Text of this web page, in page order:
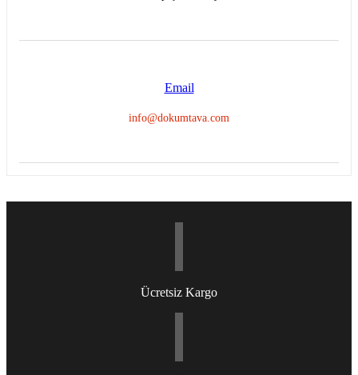
Email
info@dokumtava.com
Ücretsiz Kargo